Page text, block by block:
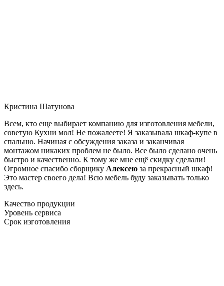
Кристина Шатунова
Всем, кто еще выбирает компанию для изготовления мебели,
советую Кухни мол! Не пожалеете! Я заказывала шкаф-купе в
спальню. Начиная с обсуждения заказа и заканчивая
монтажом никаких проблем не было. Все было сделано очень
быстро и качественно. К тому же мне ещё скидку сделали!
Огромное спасибо сборщику Алексею за прекрасный шкаф!
Это мастер своего дела! Всю мебель буду заказывать только
здесь.
Качество продукции
Уровень сервиса
Срок изготовления